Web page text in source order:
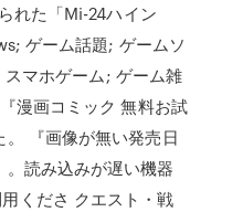
れた「Mi-24ハイン
ゲーム話題; ゲームソ
マホゲーム; ゲーム雑
漫画コミック 無料お試
『画像が無い発売日
読み込みが遅い機器
くださ クエスト・戦